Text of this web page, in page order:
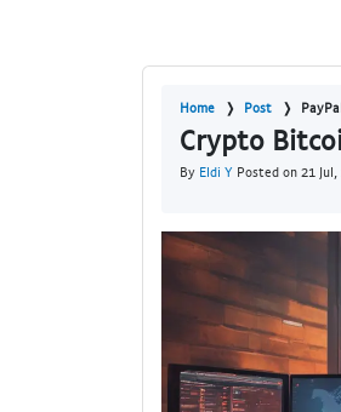
Home Post
Crypto
By Eldi Y Posted on 21 Jul,